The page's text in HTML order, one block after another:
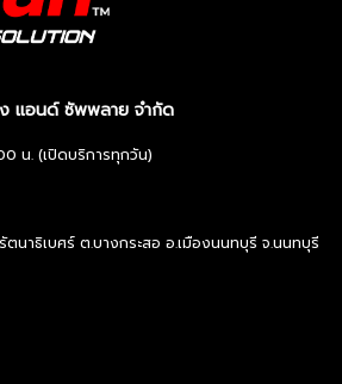
แอนด์ ซัพพลาย จำกัด
น. (เปิดบริการทุกวัน)
นาธิเบศร์ ต.บางกระสอ อ.เมืองนนทบุรี จ.นนทบุรี